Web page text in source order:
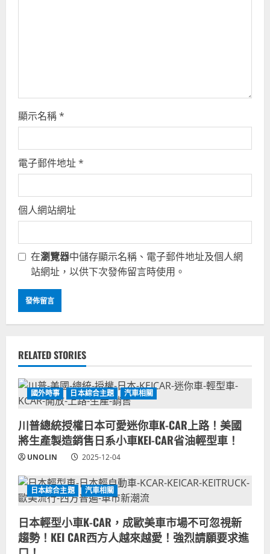
g
顯示名稱*
電子郵件地址*
個人網站網址
在瀏覽器中儲存顯示名稱、電子郵件地址及個人網
站網址，以供下次發佈留言時使用。
RELATED STORIES
國外時事 日本綜合主題 汽車相關
川普總統授權日本可愛迷你車K-CAR上路！美國
將生產製造銷售日系小車KEI-CAR省油輕型車！
UNOLIN 2025-12-04
日本綜合主題 汽車相關
日本輕型小車K-CAR，成歐美車市場不可忽視新
趨勢！KEI CAR西方人越來越愛！強烈請願要求進